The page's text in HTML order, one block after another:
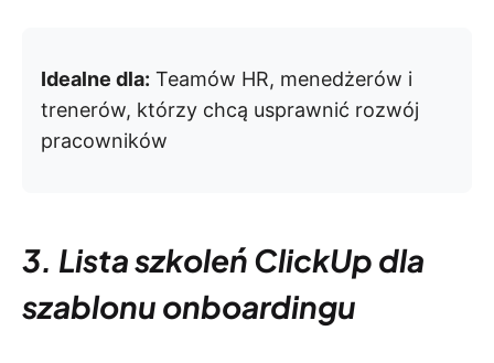
Idealne dla: Teamów HR, menedżerów i
trenerów, którzy chcą usprawnić rozwój
pracowników
3. Lista szkoleń ClickUp dla
szablonu onboardingu